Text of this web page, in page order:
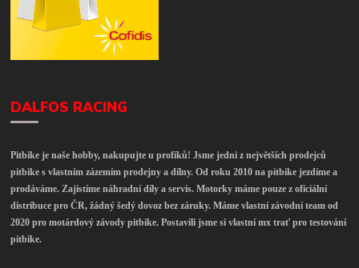
DALFOS RACING
Pitbike je naše hobby, nakupujte u profíků! Jsme jedni z největších prodejců
pitbike s vlastním zázemím prodejny a dílny. Od roku 2010 na pitbike jezdíme a
prodáváme. Zajistíme náhradní díly a servis. Motorky máme pouze z oficiální
distribuce pro ČR, žádný šedý dovoz bez záruky. Máme vlastní závodní team od
2020 pro motárdový závody pitbike. Postavili jsme si vlastní mx trať pro testování
pitbike.